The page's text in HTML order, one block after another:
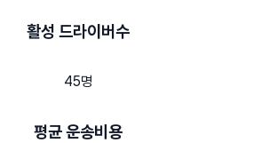
활성 드라이버수
45명
평균 운송비용